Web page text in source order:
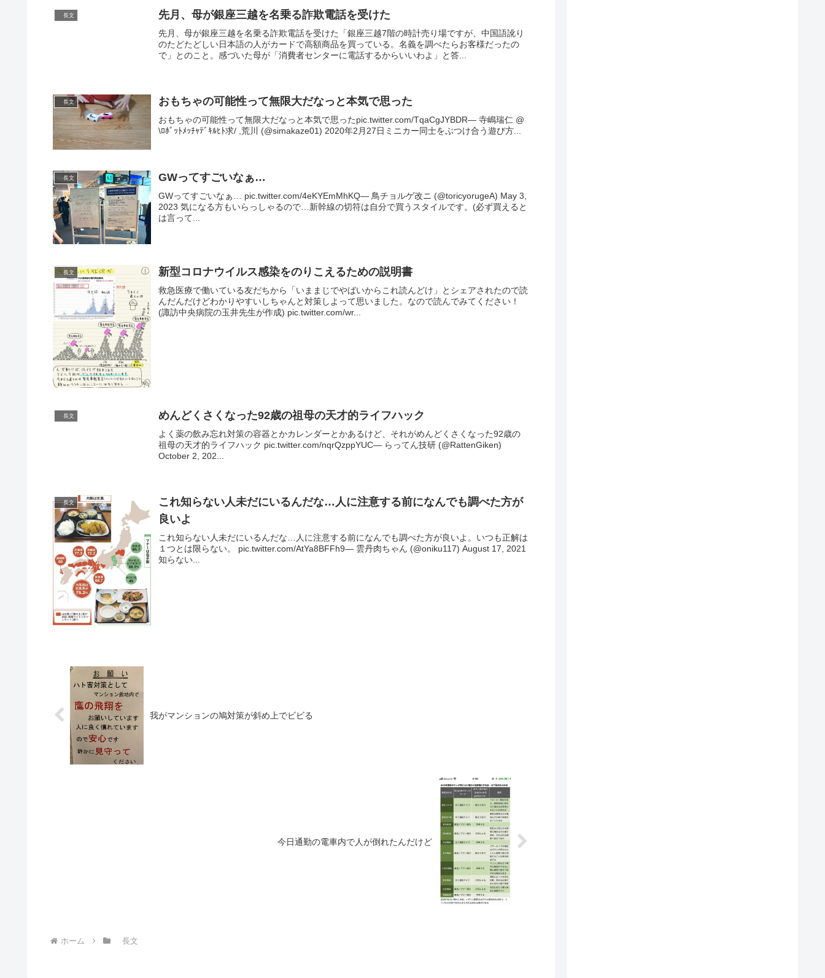
長文 先月、母が銀座三越を名乗る詐欺電話を受けた
先月、母が銀座三越を名乗る詐欺電話を受けた「銀座三越7階の時計売り場ですが、中国語訛り
のたどたどしい日本語の人がカードで高額商品を買っている。名義を調べたらお客様だったの
で」とのこと。感づいた母が「消費者センターに電話するからいいわよ」と答...
長文 おもちゃの可能性って無限大だなっと本気で思った
おもちゃの可能性って無限大だなっと本気で思ったpic.twitter.com/TqaCgJYBDR— 寺嶋瑞仁 @
\ﾛﾎﾞｯﾄﾒｯﾁｬﾃﾞｷﾙﾋﾄ求/ ,荒川 (@simakaze01) 2020年2月27日ミニカー同士をぶつけ合う遊び方...
長文 GWってすごいなぁ…
GWってすごいなぁ… pic.twitter.com/4eKYEmMhKQ— 鳥チョルゲ改ニ (@toricyorugeA) May 3,
2023 気になる方もいらっしゃるので…新幹線の切符は自分で買うスタイルです。(必ず買えると
は言って...
長文 新型コロナウイルス感染をのりこえるための説明書
救急医療で働いている友だちから「いままじでやばいからこれ読んどけ」とシェアされたので読
んだんだけどわかりやすいしちゃんと対策しよって思いました。なので読んでみてください！
(諏訪中央病院の玉井先生が作成) pic.twitter.com/wr...
長文 めんどくさくなった92歳の祖母の天才的ライフハック
よく薬の飲み忘れ対策の容器とかカレンダーとかあるけど、それがめんどくさくなった92歳の
祖母の天才的ライフハック pic.twitter.com/nqrQzppYUC— らってん技研 (@RattenGiken)
October 2, 202...
長文
これ知らない人未だにいるんだな…人に注意する前になんでも調べた方が
良いよ
これ知らない人未だにいるんだな…人に注意する前になんでも調べた方が良いよ。いつも正解は
１つとは限らない。 pic.twitter.com/AtYa8BFFh9— 雲丹肉ちゃん (@oniku117) August 17, 2021
知らない...
我がマンションの鳩対策が斜め上でビビる
今日通勤の電車内で人が倒れたんだけど
ホーム 長文